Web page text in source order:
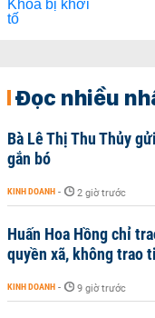
Đọc nhiều
Bà Lê Thị Thu Thủy
gắn bó
KINH DOANH - 2 giờ trước
Huấn Hoa Hồng chỉ
quyền xã, không trao
KINH DOANH - 9 giờ trước